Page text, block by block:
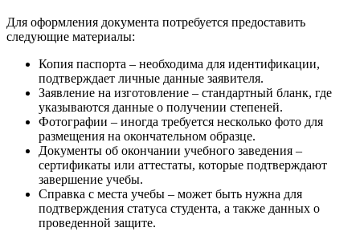
Для оформления документа потребуется предоставить
следующие материалы:
Копия паспорта – необходима для идентификации,
подтверждает личные данные заявителя.
Заявление на изготовление – стандартный бланк, где
указываются данные о получении степеней.
Фотографии – иногда требуется несколько фото для
размещения на окончательном образце.
Документы об окончании учебного заведения –
сертификаты или аттестаты, которые подтверждают
завершение учебы.
Справка с места учебы – может быть нужна для
подтверждения статуса студента, а также данных о
проведенной защите.